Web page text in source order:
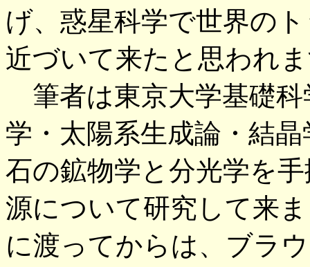
げ、惑星科学で世界の
近づいて来たと思われ
筆者は東京大学基礎科
学・太陽系生成論・結
石の鉱物学と分光学を
源について研究して来
に渡ってからは、ブラ